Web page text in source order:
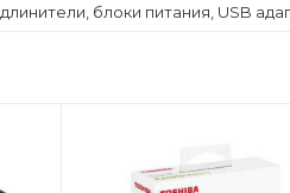
блоки питания, USB